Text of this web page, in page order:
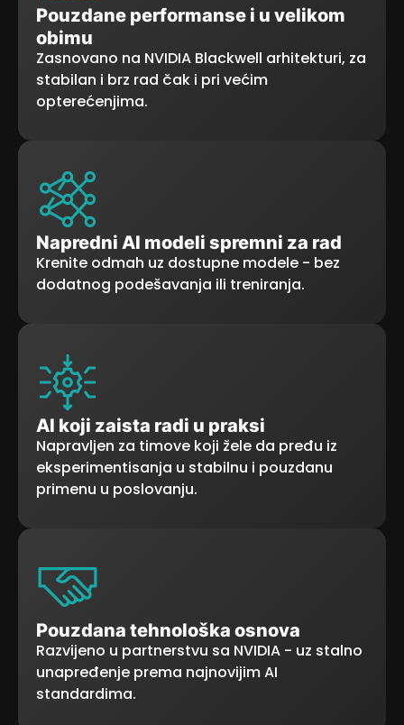
Pouzdane performanse i u velikom
obimu
Zasnovano na NVIDIA Blackwell arhitekturi, za
stabilan i brz rad čak i pri većim
opterećenjima.
Napredni AI modeli spremni za rad
Krenite odmah uz dostupne modele - bez
dodatnog podešavanja ili treniranja.
AI koji zaista radi u praksi
Napravljen za timove koji žele da pređu iz
eksperimentisanja u stabilnu i pouzdanu
primenu u poslovanju.
Pouzdana tehnološka osnova
Razvijeno u partnerstvu sa NVIDIA - uz stalno
unapređenje prema najnovijim AI
standardima.